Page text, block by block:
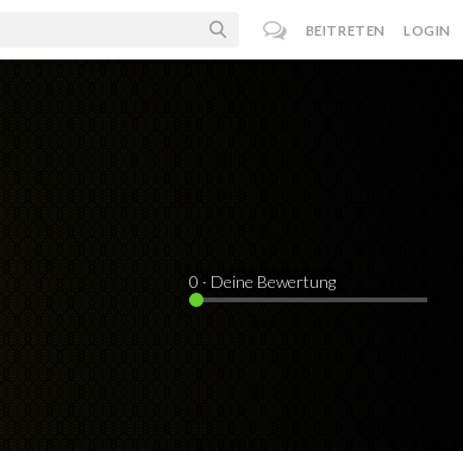
BEITRETEN LOGIN
0 · Deine Bewertung